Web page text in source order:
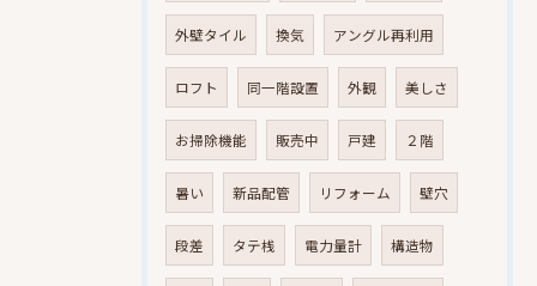
外壁タイル 換気 アングル再利用
ロフト 同一階設置 外観 美しさ
お掃除機能 販売中 戸建 ２階
暑い 新品配管 リフォーム 壁穴
段差 タテ桟 電力量計 構造物